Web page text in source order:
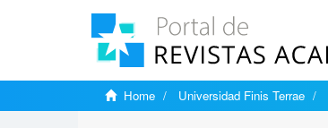
Home Universidad Finis Terrae